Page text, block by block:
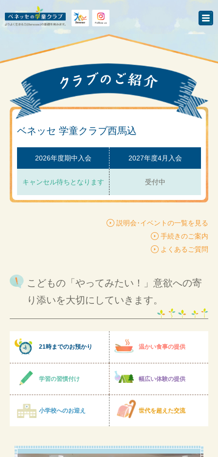
ベネッセ 学童クラブ西馬込
2026年度期中入会
キャンセル待ちとなります
2027年度4月入会
受付中
説明会･イベントの一覧を見る
手続きのご案内
よくあるご質問
こどもの「やってみたい！」意欲への寄
り添いを大切にしていきます。
21時までのお預かり 温かい食事の提供
学習の習慣付け 幅広い体験の提供
小学校へのお迎え 世代を超えた交流